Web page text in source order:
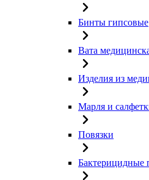
Бинты гипсовые
Вата
Изделия из
Марля и
Повязки
Бактерицидные